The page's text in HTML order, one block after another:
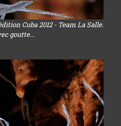
Cuba 2012 - Team La Salle.
goutte...